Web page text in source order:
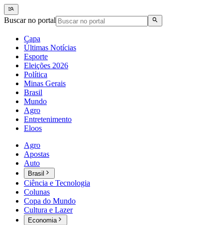
Buscar no portal
Capa
Últimas Notícias
Esporte
Eleições 2026
Política
Minas Gerais
Brasil
Mundo
Agro
Entretenimento
Eloos
Agro
Apostas
Auto
Brasil
Ciência e Tecnologia
Colunas
Copa do Mundo
Cultura e Lazer
Economia